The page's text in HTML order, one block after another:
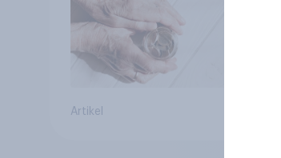
Akzeptanz
Artikel